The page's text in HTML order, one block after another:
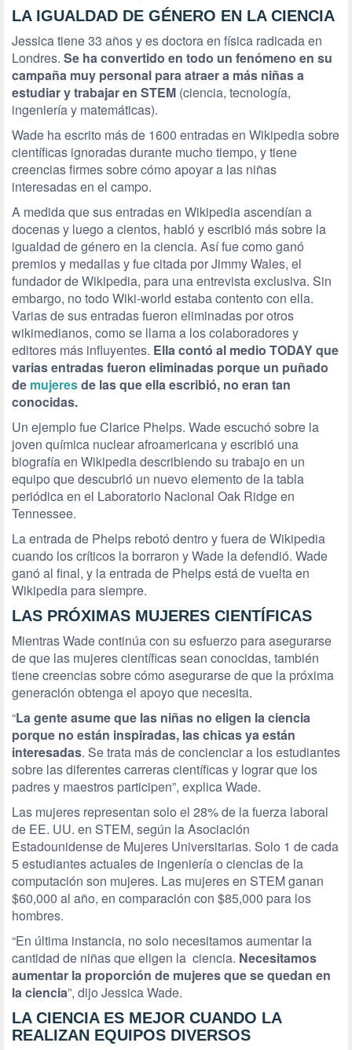
LA IGUALDAD DE GÉNERO EN LA CIENCIA
Jessica tiene 33 años y es doctora en física radicada en
Londres. Se ha convertido en todo un fenómeno en su
campaña muy personal para atraer a más niñas a
estudiar y trabajar en STEM (ciencia, tecnología,
ingeniería y matemáticas).
Wade ha escrito más de 1600 entradas en Wikipedia sobre
científicas ignoradas durante mucho tiempo, y tiene
creencias firmes sobre cómo apoyar a las niñas
interesadas en el campo.
A medida que sus entradas en Wikipedia ascendían a
docenas y luego a cientos, habló y escribió más sobre la
igualdad de género en la ciencia. Así fue como ganó
premios y medallas y fue citada por Jimmy Wales, el
fundador de Wikipedia, para una entrevista exclusiva. Sin
embargo, no todo Wiki-world estaba contento con ella.
Varias de sus entradas fueron eliminadas por otros
wikimedianos, como se llama a los colaboradores y
editores más influyentes. Ella contó al medio TODAY que
varias entradas fueron eliminadas porque un puñado
de mujeresde las que ella escribió, no eran tan
conocidas.
Un ejemplo fue Clarice Phelps. Wade escuchó sobre la
joven química nuclear afroamericana y escribió una
biografía en Wikipedia describiendo su trabajo en un
equipo que descubrió un nuevo elemento de la tabla
periódica en el Laboratorio Nacional Oak Ridge en
Tennessee.
La entrada de Phelps rebotó dentro y fuera de Wikipedia
cuando los críticos la borraron y Wade la defendió. Wade
ganó al final, y la entrada de Phelps está de vuelta en
Wikipedia para siempre.
LAS PRÓXIMAS MUJERES CIENTÍFICAS
Mientras Wade continúa con su esfuerzo para asegurarse
de que las mujeres científicas sean conocidas, también
tiene creencias sobre cómo asegurarse de que la próxima
generación obtenga el apoyo que necesita.
“La gente asume que las niñas no eligen la ciencia
porque no están inspiradas, las chicas ya están
interesadas. Se trata más de concienciar a los estudiantes
sobre las diferentes carreras científicas y lograr que los
padres y maestros participen”, explica Wade.
Las mujeres representan solo el 28% de la fuerza laboral
de EE. UU. en STEM, según la Asociación
Estadounidense de Mujeres Universitarias. Solo 1 de cada
5 estudiantes actuales de ingeniería o ciencias de la
computación son mujeres. Las mujeres en STEM ganan
$60,000 al año, en comparación con $85,000 para los
hombres.
“En última instancia, no solo necesitamos aumentar la
cantidad de niñas que eligen la ciencia. Necesitamos
aumentar la proporción de mujeres que se quedan en
la ciencia”, dijo Jessica Wade.
LA CIENCIA ES MEJOR CUANDO LA
REALIZAN EQUIPOS DIVERSOS